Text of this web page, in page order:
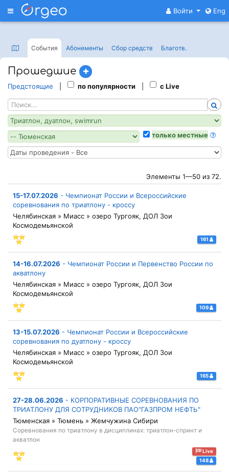
Меню Войти Eng
События Абонементы Сбор средств Благотв.
Прошедшие
Предстоящие по популярности с Live
только местные
Элементы 1—50 из 72.
15-17.07.2026 - Чемпионат России и Всероссийские
соревнования по триатлону - кроссу
Челябинская » Миасс » озеро Тургояк, ДОЛ Зои
Космодемьянской
161
14-16.07.2026 - Чемпионат России и Первенство России по
акватлону
Челябинская » Миасс » озеро Тургояк, ДОЛ Зои
Космодемьянской
109
13-15.07.2026 - Чемпионат России и Всероссийские
соревнования по дуатлону - кроссу
Челябинская » Миасс » озеро Тургояк, ДОЛ Зои
Космодемьянской
165
27-28.06.2026 - КОРПОРАТИВНЫЕ СОРЕВНОВАНИЯ ПО
ТРИАТЛОНУ ДЛЯ СОТРУДНИКОВ ПАО"ГАЗПРОМ НЕФТЬ"
Тюменская » Тюмень » Жемчужина Сибири
Соревнования по триатлону в дисциплинах: триатлон-спринт и
акватлон
Live
148